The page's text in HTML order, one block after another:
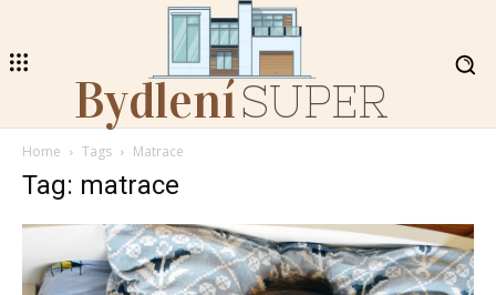
BydleníSUPER
Home Tags Matrace
Tag: matrace